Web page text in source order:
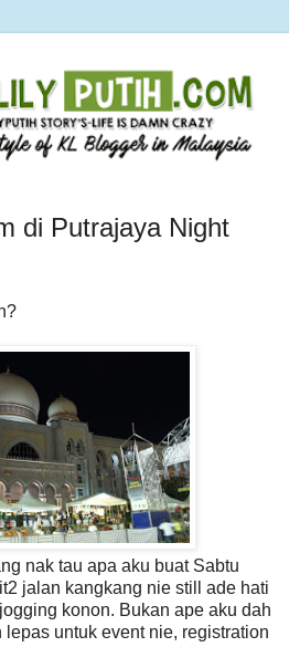
di Putrajaya Night
nak tau apa aku buat Sabtu
jalan kangkang nie still ade hati
konon. Bukan ape aku dah
untuk event nie, registration